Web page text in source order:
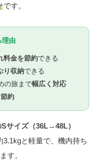
です。
理由
料金を節約できる
り収納できる
の旅まで幅広く対応
約
サイズ（36L→48L）
と軽量で、機内持ち
す。